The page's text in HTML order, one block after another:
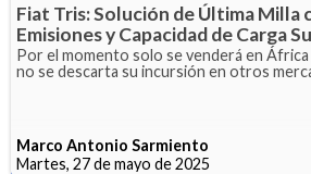
Fiat Tris: Solución de Última Milla
Emisiones y Capacidad de Carga
Por el momento solo se venderá en
no se descarta su incursión en otros
Marco Antonio Sarmiento
Martes, 27 de mayo de 2025